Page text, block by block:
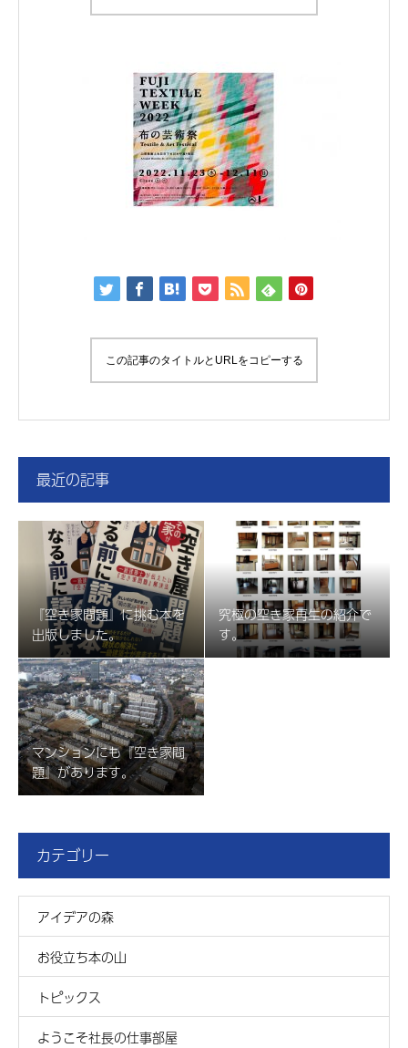
この記事のタイトルとURLをコピーする
最近の記事
『空き家問題』に挑む本を
出版しました。
究極の空き家再生の紹介で
す。
マンションにも『空き家問
題』があります。
カテゴリー
アイデアの森
お役立ち本の山
トピックス
ようこそ社長の仕事部屋